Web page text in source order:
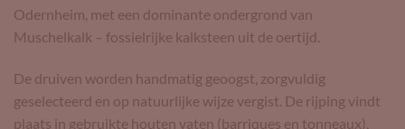
Odernheim, met een dominante ondergrond van
Muschelkalk – fossielrijke kalksteen uit de oertijd.
De druiven worden handmatig geoogst, zorgvuldig
geselecteerd en op natuurlijke wijze vergist. De rijping vindt
plaats in gebruikte houten vaten (barriques en tonneaux),